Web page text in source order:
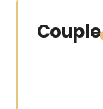
Couple